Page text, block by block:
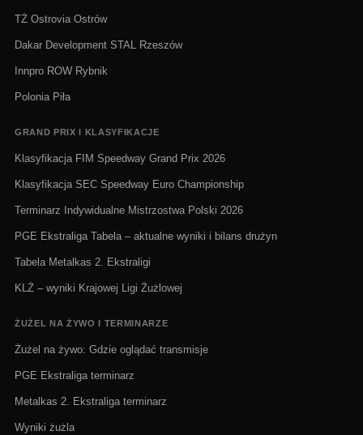
TŻ Ostrovia Ostrów
Dakar Development STAL Rzeszów
Innpro ROW Rybnik
Polonia Piła
GRAND PRIX I KLASYFIKACJE
Klasyfikacja FIM Speedway Grand Prix 2026
Klasyfikacja SEC Speedway Euro Championship
Terminarz Indywidualne Mistrzostwa Polski 2026
PGE Ekstraliga Tabela – aktualne wyniki i bilans drużyn
Tabela Metalkas 2. Ekstraligi
KLŻ – wyniki Krajowej Ligi Żużlowej
ŻUŻEL NA ŻYWO I TERMINARZE
Żużel na żywo: Gdzie oglądać transmisje
PGE Ekstraliga terminarz
Metalkas 2. Ekstraliga terminarz
Wyniki żużla